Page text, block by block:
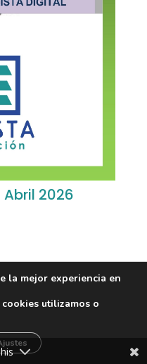
Abril 2026
derechos reservados
Legal-
de Cookies
la mejor experiencia en
utilizamos o